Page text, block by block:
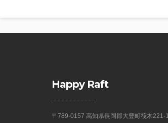
Happy Raft
〒789-0157 高知県長岡郡大豊町筏木221-1